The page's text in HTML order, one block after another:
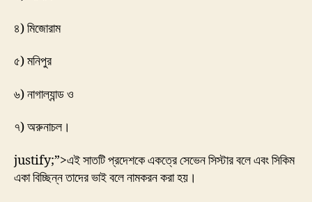
৪) মিজোরাম
৫) মনিপুর
৬) নাগাল্যান্ড ও
৭) অরুনাচল।
justify;”>এই সাতটি প্রদেশকে একত্রে সেভেন সিস্টার বলে এবং সিকিম
একা বিচ্ছিন্ন তাদের ভাই বলে নামকরন করা হয়।